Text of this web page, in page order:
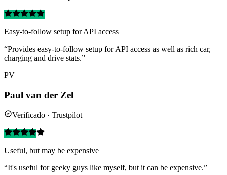
Easy-to-follow setup for API access
“Provides easy-to-follow setup for API access as well as rich car,
charging and drive stats.”
PV
Paul van der Zel
Verificado · Trustpilot
Useful, but may be expensive
“It's useful for geeky guys like myself, but it can be expensive.”